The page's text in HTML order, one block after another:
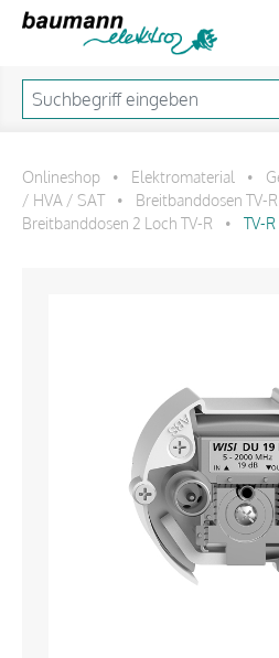
Onlineshop • Elektromaterial •
/ HVA / SAT
• Breitbanddosen TV-
Breitbanddosen 2 Loch TV-R
• TV-